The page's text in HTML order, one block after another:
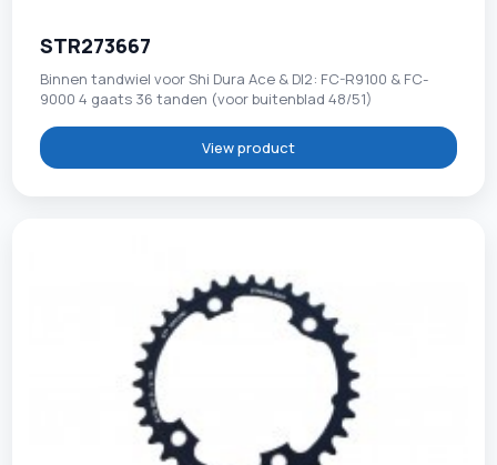
STR273667
Binnen tandwiel voor Shi Dura Ace & DI2: FC-R9100 & FC-
9000 4 gaats 36 tanden (voor buitenblad 48/51)
View product